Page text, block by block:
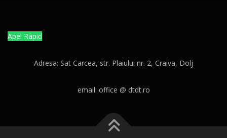
Apel Rapid
Adresa: Sat Carcea, str. Plaiului nr. 2, Craiva, Dolj
email: office @ dtdt.ro